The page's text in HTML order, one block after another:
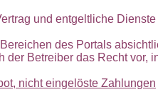
und entgeltliche
des Portals
der Betreiber das Recht vor,
nicht eingelöste Zahlungen